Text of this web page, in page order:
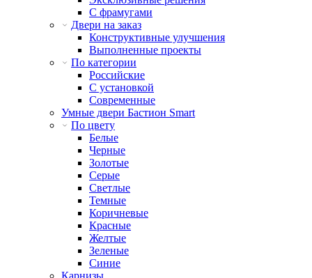
С фрамугами
Двери на заказ
Конструктивные улучшения
Выполненные проекты
По категории
Российские
С установкой
Современные
Умные двери Бастион Smart
По цвету
Белые
Черные
Золотые
Серые
Светлые
Темные
Коричневые
Красные
Желтые
Зеленые
Синие
Карнизы